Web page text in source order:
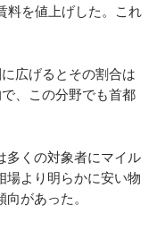
料を値上げした。これ
広げるとその割合は
、この分野でも首都
くの対象者にマイル
場より明らかに安い物
があった。